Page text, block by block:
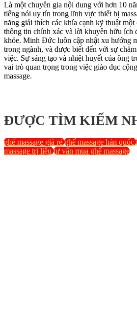
Là một chuyên gia nội dung với hơn 10
tiếng nói uy tín trong lĩnh vực thiết bị
năng giải thích các khía cạnh kỹ thuật
thông tin chính xác và lời khuyên hữu ích
khỏe. Minh Đức luôn cập nhật xu hướng
trong ngành, và được biết đến với sự
việc. Sự sáng tạo và nhiệt huyết của ông
vai trò quan trọng trong việc giáo dục
massage.
ĐƯỢC TÌM KIẾM
ghế massage giá rẻ ghế massage hàn quốc
massage trị liệu tư vấn mua ghế massage